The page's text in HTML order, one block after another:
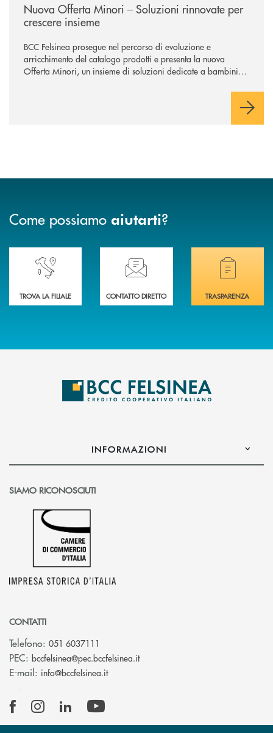
Nuova Offerta Minori – Soluzioni rinnovate per
crescere insieme
BCC Felsinea prosegue nel percorso di evoluzione e
arricchimento del catalogo prodotti e presenta la nuova
Offerta Minori, un insieme di soluzioni dedicate a bambini e
sviluppo di una relazione consapevole con il denaro, sempre
Come possiamo aiutarti?
Accedi all' elenco completo delle nostre&nbsp; filiali .
TROVA LA FILIALE
Ti serve assistenza immediata? Contattaci!
CONTATTO DIRETTO
Hai bisogno di
TRASPARENZA
INFORMAZIONI
SIAMO RICONOSCIUTI
CONTATTI
Telefono: 051 6037111
PEC: bccfelsinea@pec.bccfelsinea.it(si apre l’app di posta
E-mail: info@bccfelsinea.it(si apre l’app di posta elettronica)